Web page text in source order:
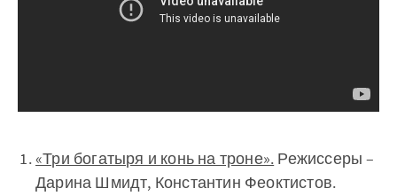
«Три богатыря и конь на троне». Режиссеры –
Дарина Шмидт, Константин Феоктистов.